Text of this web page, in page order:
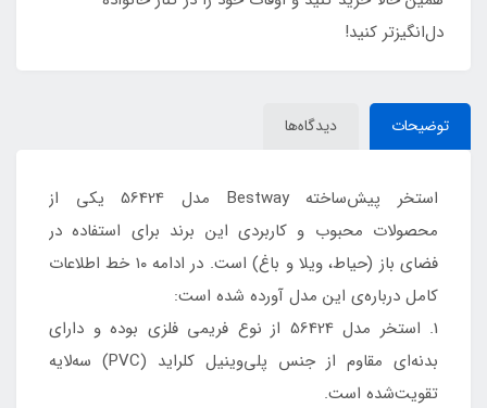
دل‌انگیزتر کنید!
توضیحات دیدگاه‌ها
استخر پیش‌ساخته Bestway مدل 56424 یکی از
محصولات محبوب و کاربردی این برند برای استفاده در
فضای باز (حیاط، ویلا و باغ) است. در ادامه ۱۰ خط اطلاعات
کامل درباره‌ی این مدل آورده شده است:
1. استخر مدل 56424 از نوع فریمی فلزی بوده و دارای
بدنه‌ای مقاوم از جنس پلی‌وینیل کلراید (PVC) سه‌لایه
تقویت‌شده است.